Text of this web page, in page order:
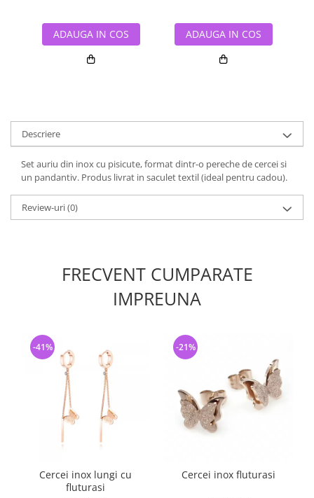
ADAUGA IN COS ADAUGA IN COS
Descriere
Set auriu din inox cu pisicute, format dintr-o pereche de cercei si
un pandantiv. Produs livrat in saculet textil (ideal pentru cadou).
Review-uri(0)
FRECVENT CUMPARATE
IMPREUNA
Cercei inox lungi cu
fluturasi
-41%
Cercei inox fluturasi
-21%